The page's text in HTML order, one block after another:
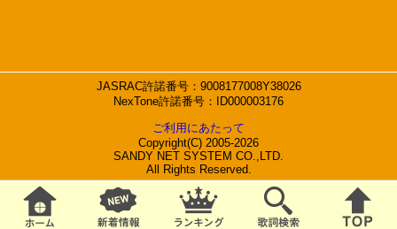
JASRAC許諾番号：9008177008Y38026
NexTone許諾番号：ID000003176
ご利用にあたって
Copyright(C) 2005-2026
SANDY NET SYSTEM CO.,LTD.
All Rights Reserved.